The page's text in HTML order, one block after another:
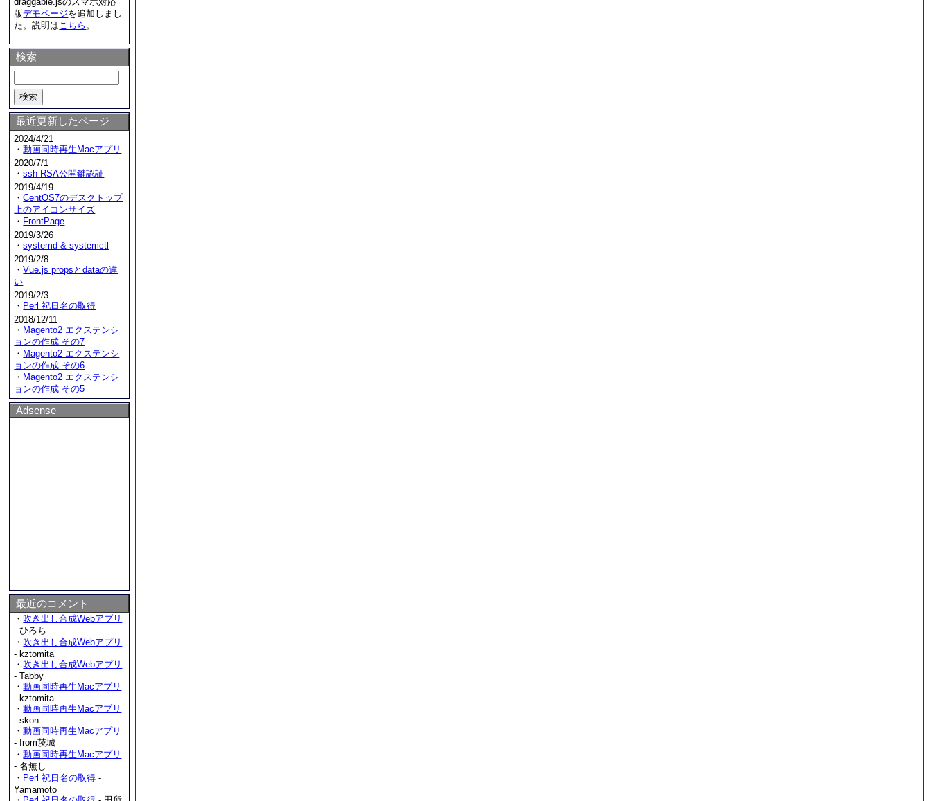
版デモページを追加しまし
た。説明はこちら 。
検索
最近更新したページ
2024/4/21
・動画同時再生Macアプリ
2020/7/1
・ssh RSA公開鍵認証
2019/4/19
・CentOS7のデスクトップ
上のアイコンサイズ
・ FrontPage
2019/3/26
・systemd & systemctl
2019/2/8
・Vue.js propsとdataの違
い
2019/2/3
・ Perl 祝日名の取得
2018/12/11
・ Magento2 エクステンシ
ョンの作成 その7
・ Magento2 エクステンシ
ョンの作成 その6
・ Magento2 エクステンシ
ョンの作成 その5
Adsense
最近のコメント
・ 吹き出し合成Webアプリ
- ひろち
・ 吹き出し合成Webアプリ
- kztomita
・ 吹き出し合成Webアプリ
- Tabby
・動画同時再生Macアプリ
- kztomita
・動画同時再生Macアプリ
- skon
・動画同時再生Macアプリ
- from茨城
・動画同時再生Macアプリ
- 名無し
・ Perl 祝日名の取得 -
Yamamoto